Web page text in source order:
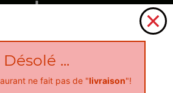
Désolé ...
ne fait pas de "livraison"!